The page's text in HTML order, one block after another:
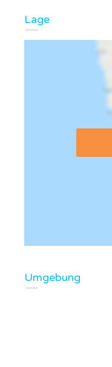
Lage
Umgebung